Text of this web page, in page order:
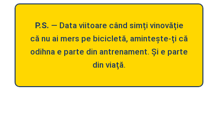
P.S. — Data viitoare când simți vinovăție
că nu ai mers pe bicicletă, amintește-ți că
odihna e parte din antrenament. Și e parte
din viață.